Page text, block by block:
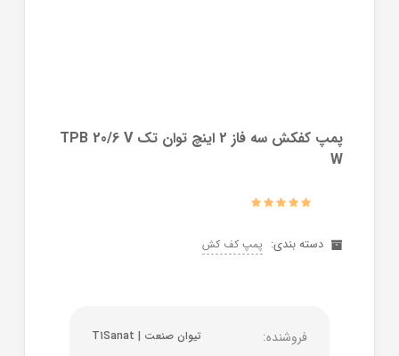
پمپ کفکش سه فاز 2 اینچ توان تک TPB 20/6 V
W
دسته بندی: پمپ کف کش
فروشنده: تیوان صنعت | T1Sanat